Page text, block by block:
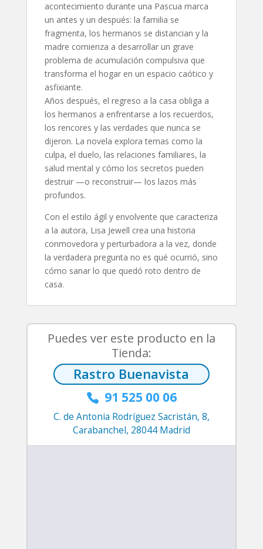
acontecimiento durante una Pascua marca
un antes y un después: la familia se
fragmenta, los hermanos se distancian y la
madre comienza a desarrollar un grave
problema de acumulación compulsiva que
transforma el hogar en un espacio caótico y
asfixiante.
Años después, el regreso a la casa obliga a
los hermanos a enfrentarse a los recuerdos,
los rencores y las verdades que nunca se
dijeron. La novela explora temas como la
culpa, el duelo, las relaciones familiares, la
salud mental y cómo los secretos pueden
destruir —o reconstruir— los lazos más
profundos.
Con el estilo ágil y envolvente que caracteriza
a la autora, Lisa Jewell crea una historia
conmovedora y perturbadora a la vez, donde
la verdadera pregunta no es qué ocurrió, sino
cómo sanar lo que quedó roto dentro de
casa.
Puedes ver este producto en la
Tienda:
Rastro Buenavista
 91 525 00 06
C. de Antonia Rodríguez Sacristán, 8,
Carabanchel, 28044 Madrid